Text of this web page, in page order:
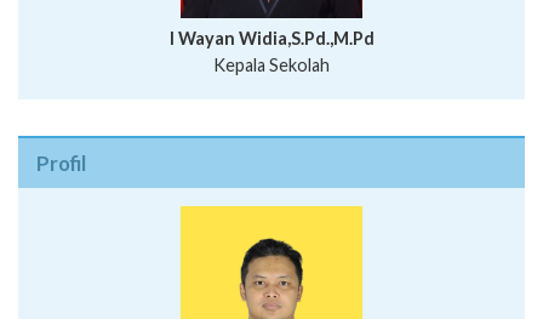
I Wayan Widia,S.Pd.,M.Pd
Kepala Sekolah
Profil